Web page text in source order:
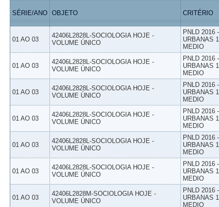
SÉRIE/ANO OBJETO CRITÉRIO
01 AO 03
42406L2828L-SOCIOLOGIA HOJE -
VOLUME ÚNICO
PNLD 2016
URBANAS
MEDIO
01 AO 03
42406L2828L-SOCIOLOGIA HOJE -
VOLUME ÚNICO
PNLD 2016
URBANAS
MEDIO
01 AO 03
42406L2828L-SOCIOLOGIA HOJE -
VOLUME ÚNICO
PNLD 2016
URBANAS
MEDIO
01 AO 03
42406L2828L-SOCIOLOGIA HOJE -
VOLUME ÚNICO
PNLD 2016
URBANAS
MEDIO
01 AO 03
42406L2828L-SOCIOLOGIA HOJE -
VOLUME ÚNICO
PNLD 2016
URBANAS
MEDIO
01 AO 03
42406L2828L-SOCIOLOGIA HOJE -
VOLUME ÚNICO
PNLD 2016
URBANAS
MEDIO
01 AO 03
42406L2828M-SOCIOLOGIA HOJE -
VOLUME ÚNICO
PNLD 2016
URBANAS
MEDIO